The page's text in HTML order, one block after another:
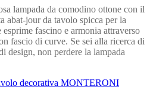
lampada da comodino ottone con il
abat-jour da tavolo spicca per la
fascino e armonia attraverso
fascio di curve. Se sei alla ricerca di
design, non perdere la lampada